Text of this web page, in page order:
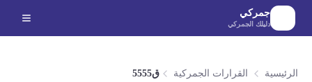
الانتقال إلى المحتوى الرئيسي
جمركي
دليلك الجمركي
الرئيسية القرارات الجمركية ق5555